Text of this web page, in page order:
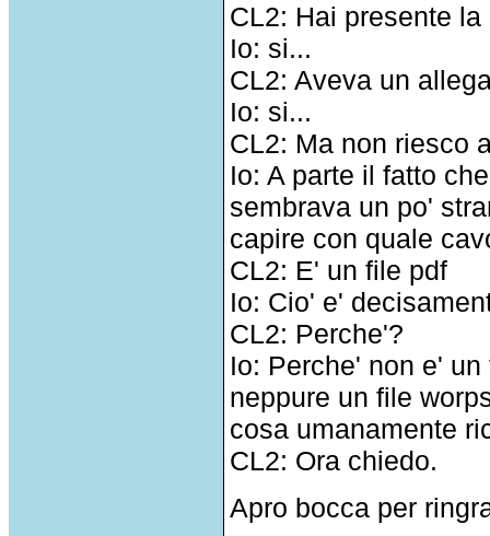
CL2: Hai presente
Io: si...
CL2: Aveva un
Io: si...
CL2: Ma non riesco
Io: A parte il fatto
sembrava un po'
capire con quale
CL2: E' un file pdf
Io: Cio' e'
CL2: Perche'?
Io: Perche' non e'
neppure un file
cosa umanamente
CL2: Ora chiedo.
Apro bocca per